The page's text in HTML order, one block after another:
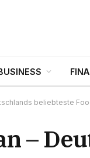
beliebteste
–